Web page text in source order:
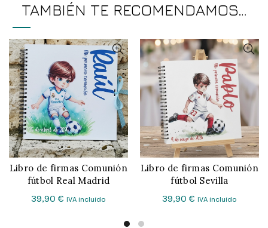
TAMBIÉN TE RECOMENDAMOS…
CONFIGURAR
Libro de firmas Comunión
fútbol Real Madrid
39,90 € IVA incluido
CONFIGURAR
Libro de firmas Comunión
fútbol Sevilla
39,90 € IVA incluido